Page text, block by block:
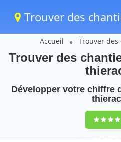
Trouver des
Accueil Trouver
Trouver des
Développer votre chiffre
9,5(100%)